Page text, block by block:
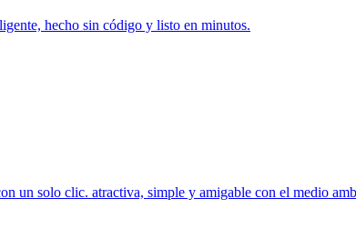
hecho sin código y listo en minutos.
un solo clic. atractiva, simple y amigable con el medio